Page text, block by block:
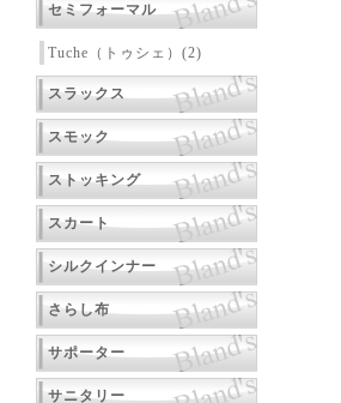
セミフォーマル
Tuche（トゥシェ）(2)
スラックス
スモック
ストッキング
スカート
シルクインナー
さらし布
サポーター
サニタリー